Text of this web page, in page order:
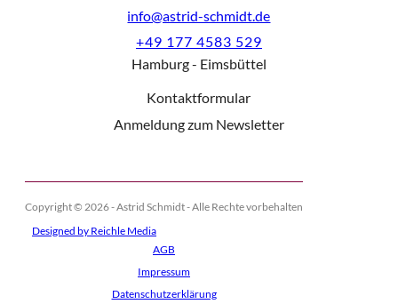
info@astrid-schmidt.de
‭+49 177 4583 529‬
Hamburg - Eimsbüttel
Kontaktformular
Anmeldung zum Newsletter
Copyright © 2026 - Astrid Schmidt - Alle Rechte vorbehalten
Designed by Reichle Media
AGB
Impressum
Datenschutzerklärung